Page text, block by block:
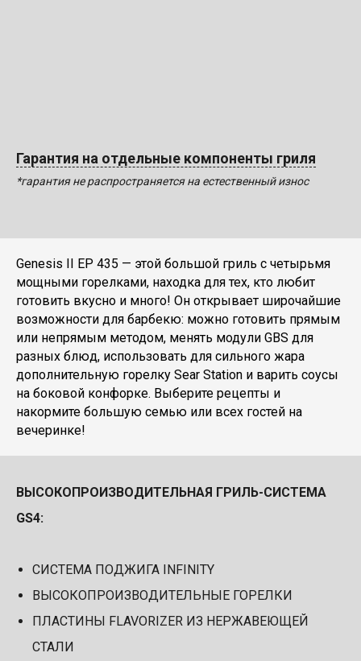
Гарантия на отдельные компоненты гриля
*гарантия не распространяется на естественный износ
Genesis II EP 435 — этой большой гриль с четырьмя
мощными горелками, находка для тех, кто любит
готовить вкусно и много! Он открывает широчайшие
возможности для барбекю: можно готовить прямым
или непрямым методом, менять модули GBS для
разных блюд, использовать для сильного жара
дополнительную горелку Sear Station и варить соусы
на боковой конфорке. Выберите рецепты и
накормите большую семью или всех гостей на
вечеринке!
ВЫСОКОПРОИЗВОДИТЕЛЬНАЯ ГРИЛЬ-СИСТЕМА
GS4:
СИСТЕМА ПОДЖИГА INFINITY
ВЫСОКОПРОИЗВОДИТЕЛЬНЫЕ ГОРЕЛКИ
ПЛАСТИНЫ FLAVORIZER ИЗ НЕРЖАВЕЮЩЕЙ
СТАЛИ